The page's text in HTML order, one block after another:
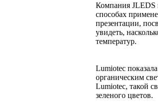
Компания JLEDS
способах
презентации,
увидеть,
температур.
Lumiotec
органическим
Lumiotec, такой
зеленого цветов.